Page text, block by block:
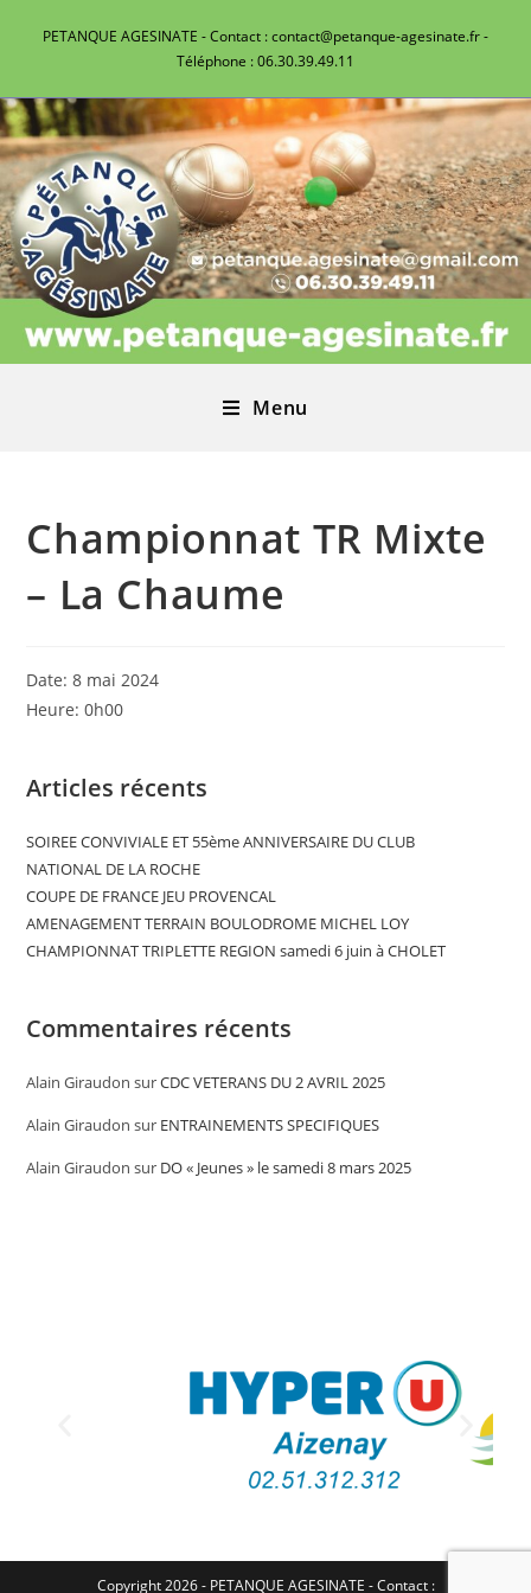
PETANQUE AGESINATE - Contact : contact@petanque-agesinate.fr -
Téléphone : 06.30.39.49.11
Menu
Championnat TR Mixte
– La Chaume
Date:8 mai 2024
Heure:0h00
Articles récents
SOIREE CONVIVIALE ET 55ème ANNIVERSAIRE DU CLUB
NATIONAL DE LA ROCHE
COUPE DE FRANCE JEU PROVENCAL
AMENAGEMENT TERRAIN BOULODROME MICHEL LOY
CHAMPIONNAT TRIPLETTE REGION samedi 6 juin à CHOLET
Commentaires récents
Alain Giraudon surCDC VETERANS DU 2 AVRIL 2025
Alain Giraudon sur ENTRAINEMENTS SPECIFIQUES
Alain Giraudon sur DO « Jeunes » le samedi 8 mars 2025
Copyright 2026 - PETANQUE AGESINATE - Contact :